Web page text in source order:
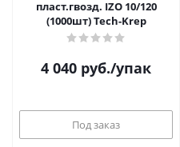
пласт.гвозд. IZO 10/120
(1000шт) Tech-Krep
4 040 руб./упак
Под заказ